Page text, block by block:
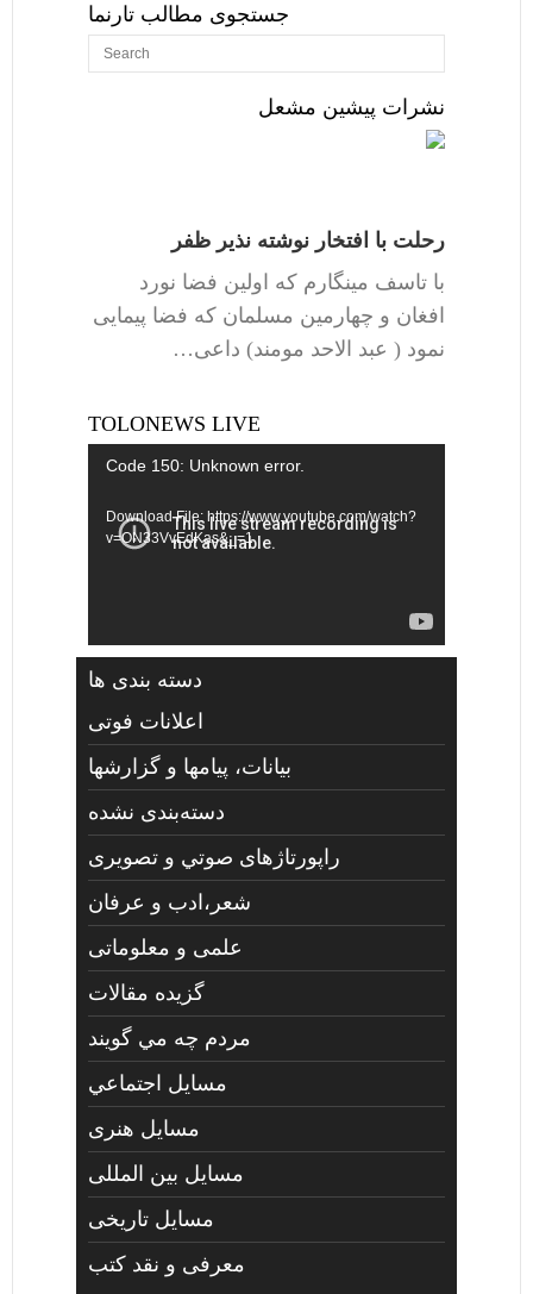
جستجوی مطالب تارنما
نشرات پیشین مشعل
رحلت با افتخار نوشته نذیر ظفر
با تاسف مینگارم که اولین فضا نورد
افغان و چهارمین مسلمان که فضا پیمایی
نمود ( عبد الاحد مومند) داعی…
TOLONEWS LIVE
Video
Code 150: Unknown error.
Download File: https://www.youtube.com/watch?
v=ON33VvEdKas&_=1
دسته بندی ها
اعلانات فوتی
بیانات، پیامها و گزارشها
دسته‌بندی نشده
راپورتاژهای صوتي و تصويری
شعر،ادب و عرفان
علمی و معلوماتی
گزیده مقالات
مردم چه مي گويند
مسايل اجتماعي
مسايل هنری
مسایل بین المللی
مسایل تاریخی
معرفی و نقد کتب